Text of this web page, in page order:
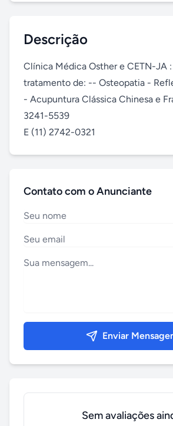
Descrição
Clínica Médica Osther e CETN-JA
tratamento de: -- Osteopatia -
- Acupuntura Clássica Chinesa e
3241-5539
E (11) 2742-0321
Contato com o Anunciante
Enviar
Sem avaliações